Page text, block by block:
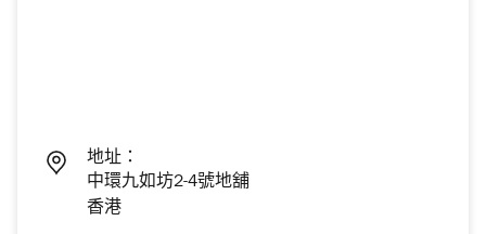
地址：
中環九如坊2-4號地舖
香港